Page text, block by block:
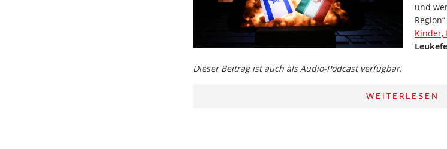
und
Kinder,
Dieser Beitrag ist auch als Audio-Podcast verfügbar.
WEITERLESEN